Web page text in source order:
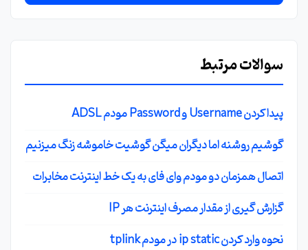
سوالات مرتبط
پیدا کردن Username و Password مودم ADSL
گوشیم روشنه اما دیگران میگن گوشیت خاموشه زنگ میزنیم
اتصال همزمان دو مودم وای فای به یک خط اینترنت مخابرات
گزارش گیری از مقدار مصرف اینترنت هر IP
نحوه وارد کردن ip static در مودم tplink